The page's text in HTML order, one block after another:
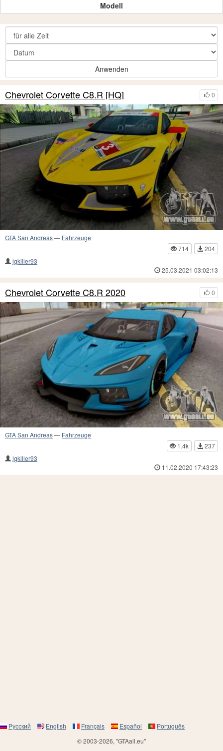
Modell
Anwenden
0
Chevrolet Corvette C8.R [HQ]
GTA San Andreas— Fahrzeuge
714
204
lgkiller93
25.03.2021 03:02:13
0
Chevrolet Corvette C8.R 2020
GTA San Andreas— Fahrzeuge
1.4k
237
lgkiller93
11.02.2020 17:43:23
Русский English Français Español
Português
© 2003-2026, "GTAall.eu"